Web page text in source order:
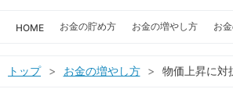
HOME お金の貯め方 お金の増やし方 お
トップ > お金の増やし方 > 物価上昇に対